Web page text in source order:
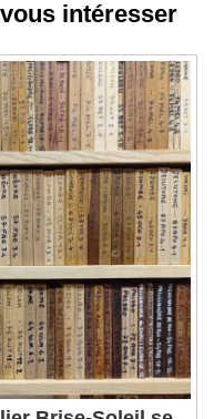
intéresser